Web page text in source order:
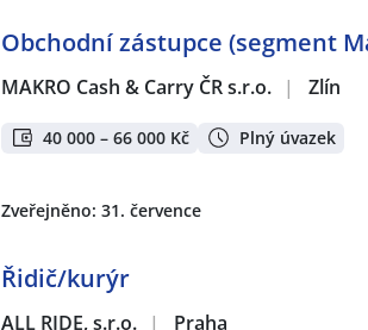
Obchodní zástupce (segment
MAKRO Cash & Carry ČR s.r.o. | Zlín
40 000 – 66 000 Kč Plný úvazek
Zveřejněno: 31. července
Řidič/kurýr
ALL RIDE, s.r.o. | Praha